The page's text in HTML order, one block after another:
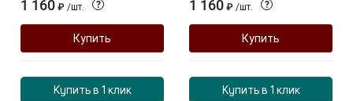
1 160 ₽ /шт. ?
Купить
Купить в 1 клик
1 160 ₽ /шт. ?
Купить
Купить в 1 клик